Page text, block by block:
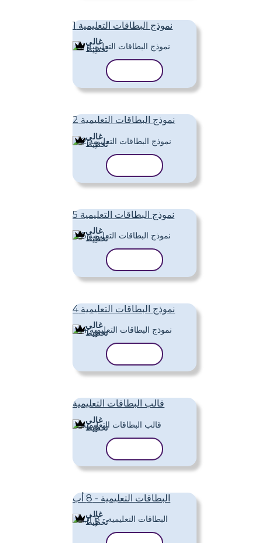
نموذج البطاقات التعليمية 1
غالي
تَخطِيط
نموذج البطاقات التعليمية 2
غالي
تَخطِيط
نموذج البطاقات التعليمية 5
غالي
تَخطِيط
نموذج البطاقات التعليمية 4
غالي
تَخطِيط
قالب البطاقات التعليمية
غالي
تَخطِيط
البطاقات التعليمية - 8 أب
غالي
تَخطِيط